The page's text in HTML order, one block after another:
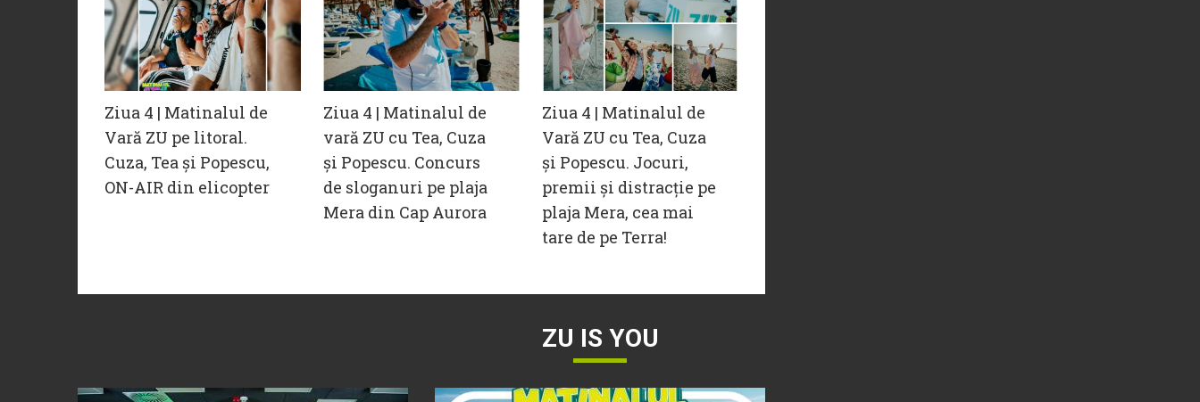
Ziua 4 | Matinalul de
Vară ZU pe litoral.
Cuza, Tea și Popescu,
ON-AIR din elicopter
Ziua 4 | Matinalul de
vară ZU cu Tea, Cuza
și Popescu. Concurs
de sloganuri pe plaja
Mera din Cap Aurora
Ziua 4 | Matinalul de
Vară ZU cu Tea, Cuza
și Popescu. Jocuri,
premii și distracție pe
plaja Mera, cea mai
tare de pe Terra!
ZU IS YOU